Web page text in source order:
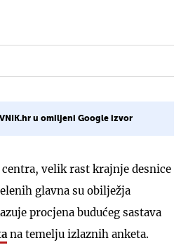
u omiljeni Google izvor
velik rast krajnje desnice
glavna su obilježja
procjena budućeg sastava
na temelju izlaznih anketa.